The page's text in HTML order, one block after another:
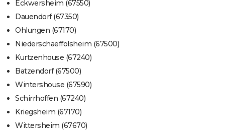
Eckwersheim (67550)
Dauendorf (67350)
Ohlungen (67170)
Niederschaeffolsheim (67500)
Kurtzenhouse (67240)
Batzendorf (67500)
Wintershouse (67590)
Schirrhoffen (67240)
Kriegsheim (67170)
Wittersheim (67670)